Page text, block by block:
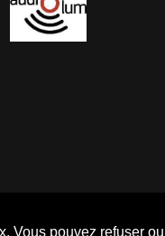
Vous pouvez refuser